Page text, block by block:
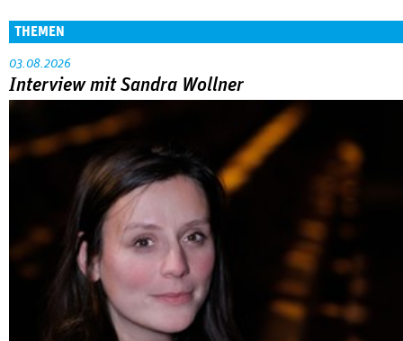
THEMEN
03.08.2026
Interview mit Sandra Wollner